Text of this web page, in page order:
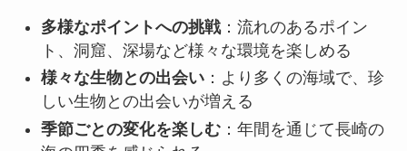
多様なポイントへの挑戦：流れのあるポイン
ト、洞窟、深場など様々な環境を楽しめる
様々な生物との出会い：より多くの海域で、珍
しい生物との出会いが増える
季節ごとの変化を楽しむ：年間を通じて長崎の